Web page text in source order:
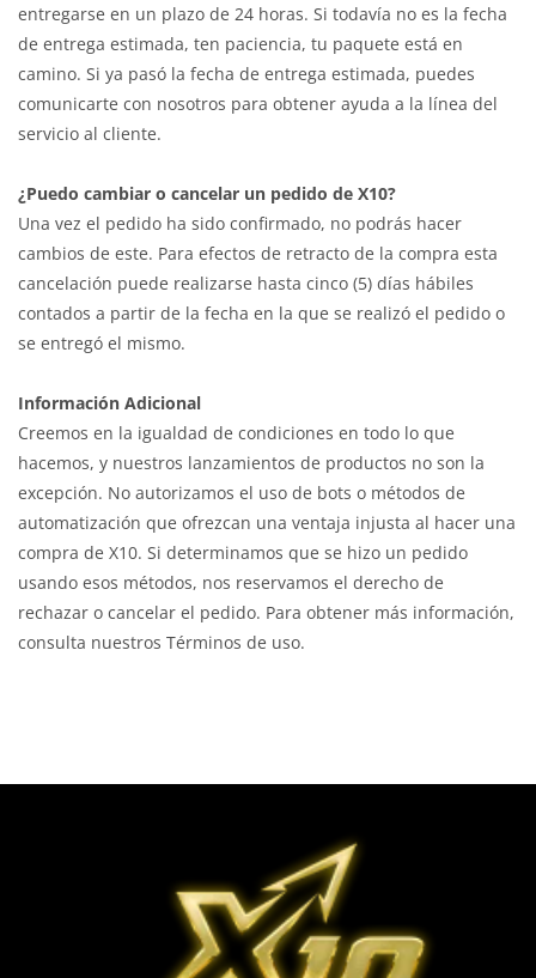
entregarse en un plazo de 24 horas. Si todavía no es la fecha
de entrega estimada, ten paciencia, tu paquete está en
camino. Si ya pasó la fecha de entrega estimada, puedes
comunicarte con nosotros para obtener ayuda a la línea del
servicio al cliente.
¿Puedo cambiar o cancelar un pedido de X10?
Una vez el pedido ha sido confirmado, no podrás hacer
cambios de este. Para efectos de retracto de la compra esta
cancelación puede realizarse hasta cinco (5) días hábiles
contados a partir de la fecha en la que se realizó el pedido o
se entregó el mismo.
Información Adicional
Creemos en la igualdad de condiciones en todo lo que
hacemos, y nuestros lanzamientos de productos no son la
excepción. No autorizamos el uso de bots o métodos de
automatización que ofrezcan una ventaja injusta al hacer una
compra de X10. Si determinamos que se hizo un pedido
usando esos métodos, nos reservamos el derecho de
rechazar o cancelar el pedido. Para obtener más información,
consulta nuestros Términos de uso.